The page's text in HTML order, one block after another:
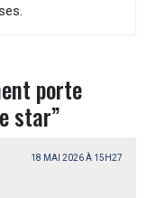
porte
star”
18 MAI 2026 À 15H27